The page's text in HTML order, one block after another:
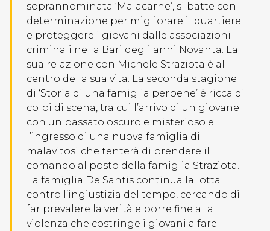
soprannominata ‘Malacarne’, si batte con
determinazione per migliorare il quartiere
e proteggere i giovani dalle associazioni
criminali nella Bari degli anni Novanta. La
sua relazione con Michele Straziota è al
centro della sua vita. La seconda stagione
di ‘Storia di una famiglia perbene’ è ricca di
colpi di scena, tra cui l’arrivo di un giovane
con un passato oscuro e misterioso e
l’ingresso di una nuova famiglia di
malavitosi che tenterà di prendere il
comando al posto della famiglia Straziota.
La famiglia De Santis continua la lotta
contro l’ingiustizia del tempo, cercando di
far prevalere la verità e porre fine alla
violenza che costringe i giovani a fare